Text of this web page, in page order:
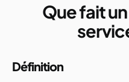
Que fait
Définition